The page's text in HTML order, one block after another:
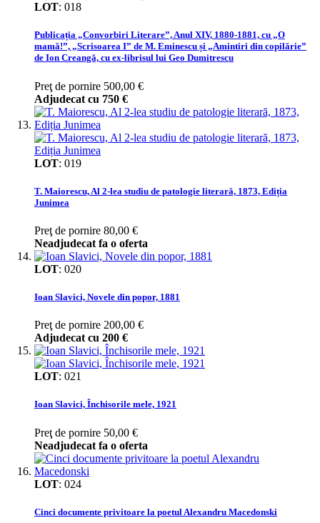
LOT: 018
Publicația „Convorbiri Literare”, Anul XIV, 1880-1881, cu „O
mamă!”, „Scrisoarea I” de M. Eminescu și „Amintiri din copilărie”
de Ion Creangă, cu ex-librisul lui Geo Dumitrescu
Preţ de pornire 500,00 €
Adjudecat cu 750 €
LOT: 019
T. Maiorescu, Al 2-lea studiu de patologie literară, 1873, Ediția
Junimea
Preţ de pornire 80,00 €
Neadjudecat fa o oferta
LOT: 020
Ioan Slavici, Novele din popor, 1881
Preţ de pornire 200,00 €
Adjudecat cu 200 €
LOT: 021
Ioan Slavici, Închisorile mele, 1921
Preţ de pornire 50,00 €
Neadjudecat fa o oferta
LOT: 024
Cinci documente privitoare la poetul Alexandru Macedonski